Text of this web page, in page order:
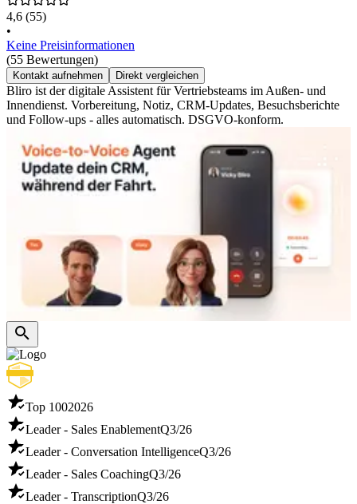
4,6 (55)
•
Keine Preisinformationen
(55 Bewertungen)
Kontakt aufnehmen Direkt vergleichen
Bliro ist der digitale Assistent für Vertriebsteams im Außen- und
Innendienst. Vorbereitung, Notiz, CRM-Updates, Besuchsberichte
und Follow-ups - alles automatisch. DSGVO-konform.
Top 1002026
Leader - Sales EnablementQ3/26
Leader - Conversation IntelligenceQ3/26
Leader - Sales CoachingQ3/26
Leader - TranscriptionQ3/26